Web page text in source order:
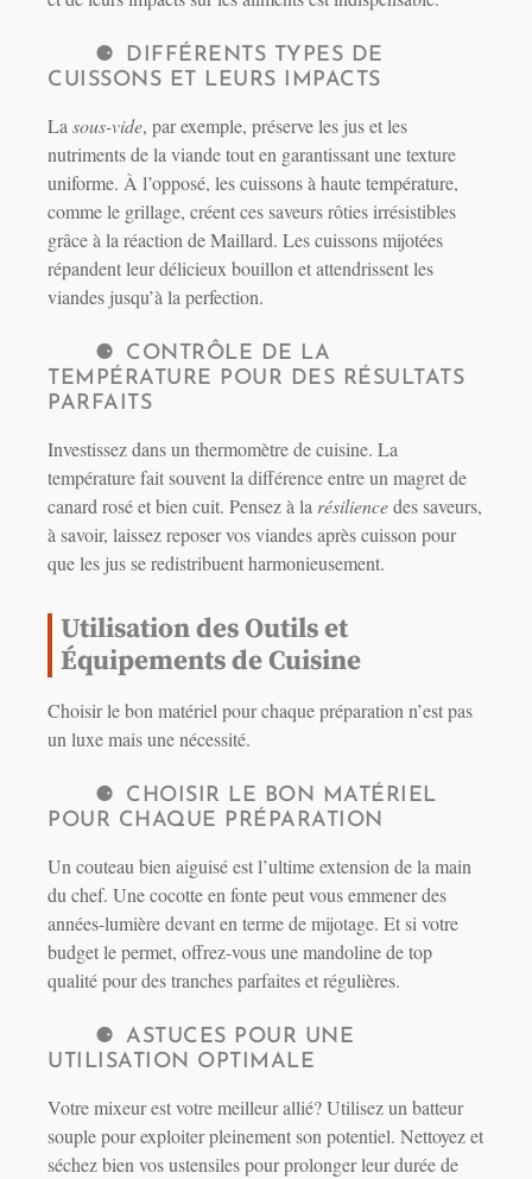
DIFFÉRENTS TYPES DE
CUISSONS ET LEURS IMPACTS
La sous-vide, par exemple, préserve les jus et les
nutriments de la viande tout en garantissant une texture
uniforme. À l’opposé, les cuissons à haute température,
comme le grillage, créent ces saveurs rôties irrésistibles
grâce à la réaction de Maillard. Les cuissons mijotées
répandent leur délicieux bouillon et attendrissent les
viandes jusqu’à la perfection.
CONTRÔLE DE LA
TEMPÉRATURE POUR DES RÉSULTATS
PARFAITS
Investissez dans un thermomètre de cuisine. La
température fait souvent la différence entre un magret de
canard rosé et bien cuit. Pensez à la résiliencedes saveurs,
à savoir, laissez reposer vos viandes après cuisson pour
que les jus se redistribuent harmonieusement.
Utilisation des Outils et
Équipements de Cuisine
Choisir le bon matériel pour chaque préparation n’est pas
un luxe mais une nécessité.
CHOISIR LE BON MATÉRIEL
POUR CHAQUE PRÉPARATION
Un couteau bien aiguisé est l’ultime extension de la main
du chef. Une cocotte en fonte peut vous emmener des
années-lumière devant en terme de mijotage. Et si votre
budget le permet, offrez-vous une mandoline de top
qualité pour des tranches parfaites et régulières.
ASTUCES POUR UNE
UTILISATION OPTIMALE
Votre mixeur est votre meilleur allié? Utilisez un batteur
souple pour exploiter pleinement son potentiel. Nettoyez et
séchez bien vos ustensiles pour prolonger leur durée de